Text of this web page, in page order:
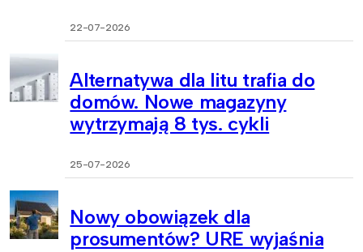
22-07-2026
Alternatywa dla litu trafia do
domów. Nowe magazyny
wytrzymają 8 tys. cykli
25-07-2026
Nowy obowiązek dla
prosumentów? URE wyjaśnia